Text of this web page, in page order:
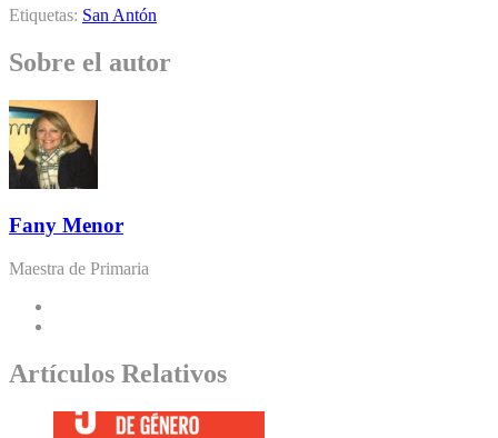
Etiquetas: San Antón
Sobre el autor
Fany Menor
Maestra de Primaria
Artículos Relativos